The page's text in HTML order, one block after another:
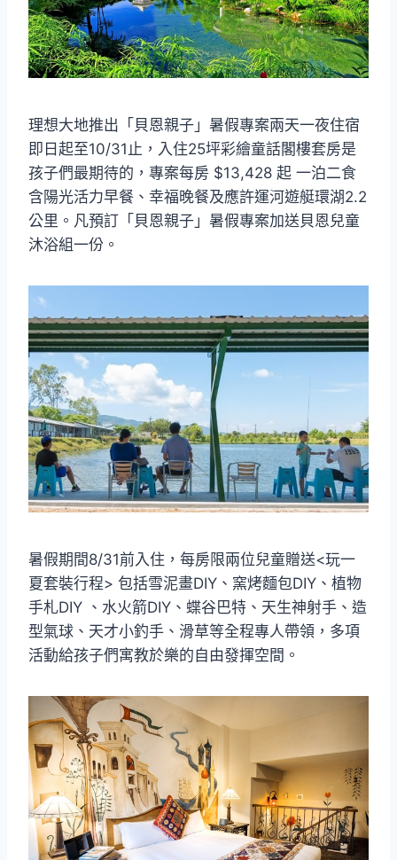
理想大地推出「貝恩親子」暑假專案兩天一夜住宿
即日起至10/31止，入住25坪彩繪童話閣樓套房是
孩子們最期待的，專案每房 $13,428 起 一泊二食
含陽光活力早餐、幸福晚餐及應許運河遊艇環湖2.2
公里。凡預訂「貝恩親子」暑假專案加送貝恩兒童
沐浴組一份。
暑假期間8/31前入住，每房限兩位兒童贈送<玩一
夏套裝行程> 包括雪泥畫DIY、窯烤麵包DIY、植物
手札DIY 、水火箭DIY、蝶谷巴特、天生神射手、造
型氣球、天才小釣手、滑草等全程專人帶領，多項
活動給孩子們寓教於樂的自由發揮空間。